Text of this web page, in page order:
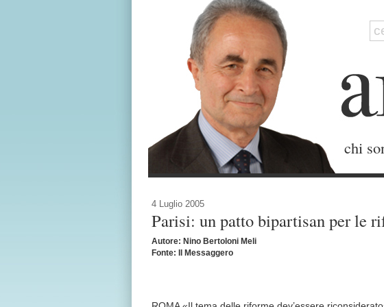
chi
4 Luglio 2005
Parisi: un patto bipartisan per le
Autore: Nino Bertoloni Meli
Fonte: Il Messaggero